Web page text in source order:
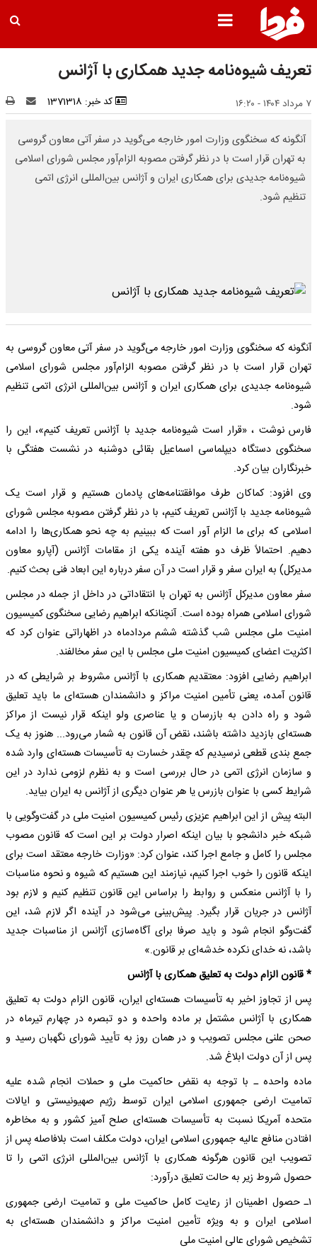
تعریف شیوه‌نامه جدید همکاری با آژانس
۷ مرداد ۱۴۰۴ - ۱۶:۲۰ کد خبر: 1371318
آنگونه که سخنگوی وزارت امور خارجه می‌گوید در سفر آتی معاون گروسی
به تهران قرار است با در نظر گرفتن مصوبه الزام‌آور مجلس شورای اسلامی
شیوه‌نامه جدیدی برای همکاری ایران و آژانس بین‌المللی انرژی اتمی
تنظیم شود.
آنگونه که سخنگوی وزارت امور خارجه می‌گوید در سفر آتی معاون گروسی به
تهران قرار است با در نظر گرفتن مصوبه الزام‌آور مجلس شورای اسلامی
شیوه‌نامه جدیدی برای همکاری ایران و آژانس بین‌المللی انرژی اتمی تنظیم
شود.
فارس نوشت ، «قرار است شیوه‌نامه جدید با آژانس تعریف کنیم»، این را
سخنگوی دستگاه دیپلماسی اسماعیل بقائی دوشنبه در نشست هفتگی با
خبرنگاران بیان کرد.
وی افزود: کماکان طرف موافقتنامه‌های پادمان هستیم و قرار است یک
شیوه‌نامه جدید با آژانس تعریف کنیم، با در نظر گرفتن مصوبه مجلس شورای
اسلامی که برای ما الزام آور است که ببینیم به چه نحو همکاری‌ها را ادامه
دهیم. احتمالاً ظرف دو هفته آینده یکی از مقامات آژانس (آپارو معاون
مدیرکل) به ایران سفر و قرار است در آن سفر درباره این ابعاد فنی بحث کنیم.
سفر معاون مدیرکل آژانس به تهران با انتقاداتی در داخل از جمله در مجلس
شورای اسلامی همراه بوده است. آنچنانکه ابراهیم رضایی سخنگوی کمیسیون
امنیت ملی مجلس شب گذشته ششم مردادماه در اظهاراتی عنوان کرد که
اکثریت اعضای کمیسیون امنیت ملی مجلس با این سفر مخالفند.
ابراهیم رضایی افزود‌: معتقدیم همکاری با آژانس مشروط بر شرایطی که در
قانون آمده، یعنی تأمین امنیت مراکز و دانشمندان هسته‌ای ما باید تعلیق
شود و راه دادن به بازرسان و یا عناصری ولو اینکه قرار نیست از مراکز
هسته‌ای بازدید داشته باشند، نقض آن قانون به شمار می‌رود... هنوز به یک
جمع بندی قطعی نرسیدیم که چقدر خسارت به تأسیسات هسته‌ای وارد شده
و سازمان انرژی اتمی در حال بررسی است و به نظرم لزومی ندارد در این
شرایط کسی با عنوان بازرس یا هر عنوان دیگری از آژانس به ایران بیاید.
البته پیش از این ابراهیم عزیزی رئیس کمیسیون امنیت ملی در گفت‌وگویی با
شبکه خبر دانشجو با بیان اینکه اصرار دولت بر این است که قانون مصوب
مجلس را کامل و جامع اجرا کند، عنوان کرد: «وزارت خارجه معتقد است برای
اینکه قانون را خوب اجرا کنیم، نیازمند این هستیم که شیوه و نحوه مناسبات
را با آژانس منعکس و روابط را براساس این قانون تنظیم کنیم و لازم بود
آژانس در جریان قرار بگیرد. پیش‌بینی می‌شود در آینده اگر لازم شد، این
گفت‌وگو انجام شود و باید صرفا برای آگاه‌سازی آژانس از مناسبات جدید
باشد، نه خدای نکرده خدشه‌ای بر قانون.»
* قانون الزام دولت به تعلیق همکاری با آژانس
پس از تجاوز اخیر به تأسیسات هسته‌ای ایران، قانون الزام دولت به تعلیق
همکاری با آژانس مشتمل بر ماده واحده و دو تبصره در چهارم تیرماه در
صحن علنی مجلس تصویب و در همان روز به تأیید شورای نگهبان رسید و
پس از آن دولت ابلاغ شد.
ماده واحده ـ با توجه به نقض حاکمیت ملی و حملات انجام شده علیه
تمامیت ارضی جمهوری اسلامی ایران توسط رژیم صهیونیستی و ایالات
متحده آمریکا نسبت به تأسیسات هسته‌ای صلح آمیز کشور و به مخاطره
افتادن منافع عالیه جمهوری اسلامی ایران، دولت مکلف است بلافاصله پس از
تصویب این قانون هرگونه همکاری با آژانس بین‌المللی انرژی اتمی را تا
حصول شروط زیر به حالت تعلیق درآورد:
۱ـ حصول اطمینان از رعایت کامل حاکمیت ملی و تمامیت ارضی جمهوری
اسلامی ایران و به ویژه تأمین امنیت مراکز و دانشمندان هسته‌ای به
تشخیص شورای عالی امنیت ملی